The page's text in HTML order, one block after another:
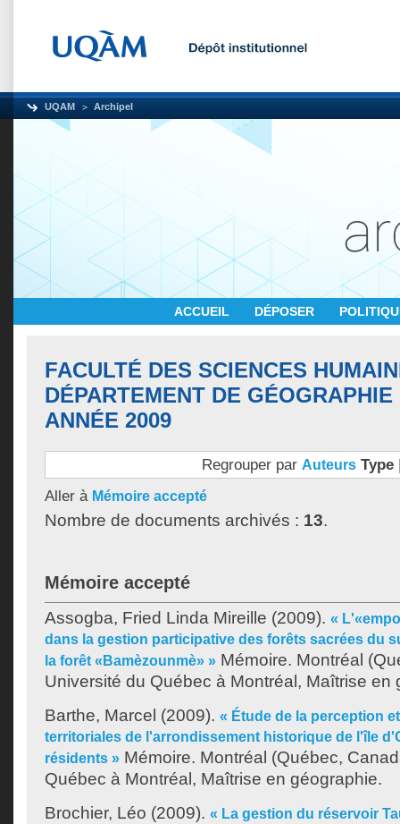
UQAM Archipel
ACCUEIL DÉPOSER
FACULTÉ DES SCIENCES
DÉPARTEMENT DE GÉOGRAPHIE
ANNÉE 2009
Regrouper par Auteurs Type
Aller à Mémoire accepté
Nombre de documents archivés : 13.
Mémoire accepté
Assogba, Fried Linda Mireille (2009). «
dans la gestion participative des forêts sacrées du
la forêt «Bamèzounmè» » Mémoire. Montréal
Université du Québec à Montréal, Maîtrise en
Barthe, Marcel (2009). « Étude de la perception
territoriales de l'arrondissement historique de l'île
résidents » Mémoire. Montréal (Québec,
Québec à Montréal, Maîtrise en géographie.
Brochier, Léo (2009). « La gestion du réservoir